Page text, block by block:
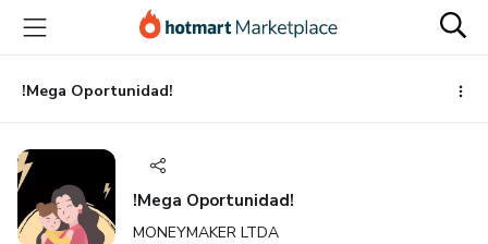
principal
página
de
página
!Mega Oportunidad!
!Mega Oportunidad!
MONEYMAKER LTDA